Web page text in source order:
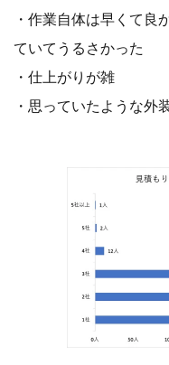
・作業自体は早くて良
ていてうるさかった
・仕上がりが雑
・思っていたような外